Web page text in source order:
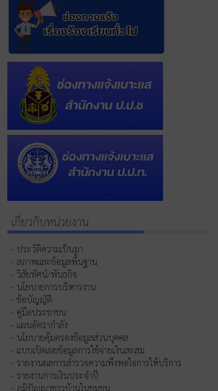
เกี่ยวกับหน่วยงาน
- ประวัติความเป็นมา
- สภาพและข้อมูลพื้นฐาน
- วิสัยทัศน์/พันธกิจ
- นโยบายการบริหารงาน
- ข้อบัญญัติ
- คู่มือประชาชน
- แผนอัตรากำลัง
- นโยบายคุ้มครองข้อมูลส่วนบุคคล
- แบบเปิดเผยข้อมูลการใช้จ่ายเงินสะสม
- รายงานผลการสำรวจความพึงพอใจการให้บริการ
- รายงานการเงินประจำปี
- ภูมิปัญญาชาวบ้านในชุมชน